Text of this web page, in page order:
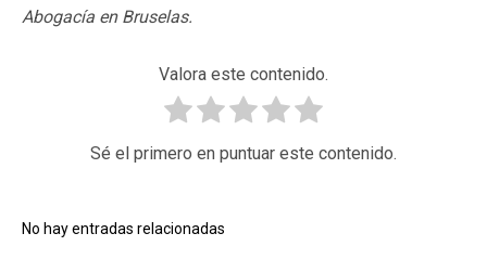
Abogacía en Bruselas.
Valora este contenido.
Sé el primero en puntuar este contenido.
No hay entradas relacionadas